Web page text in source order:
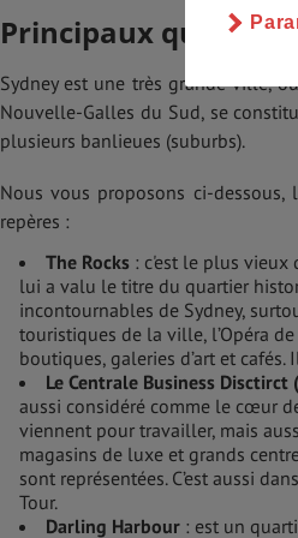
Principaux quartiers
Sydney est une très grande ville,
Nouvelle-Galles du Sud, se
plusieurs banlieues (suburbs).
Nous vous proposons ci-dessous,
repères :
The Rocks : c'est le plus vieux
lui a valu le titre du quartier
incontournables de Sydney,
touristiques de la ville, l’Opéra
boutiques, galeries d’art et
Le Centrale Business Disctirct
aussi considéré comme le cœur
viennent pour travailler, mais
magasins de luxe et grands
sont représentées. C’est aussi
Tour.
Darling Harbour : est un